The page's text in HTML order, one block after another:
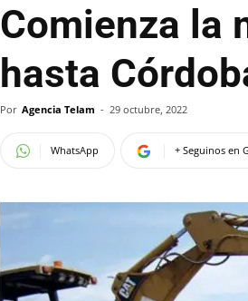
Comienza la
hasta
Por Agencia Telam - 29 octubre, 2022
WhatsApp + Seguinos en